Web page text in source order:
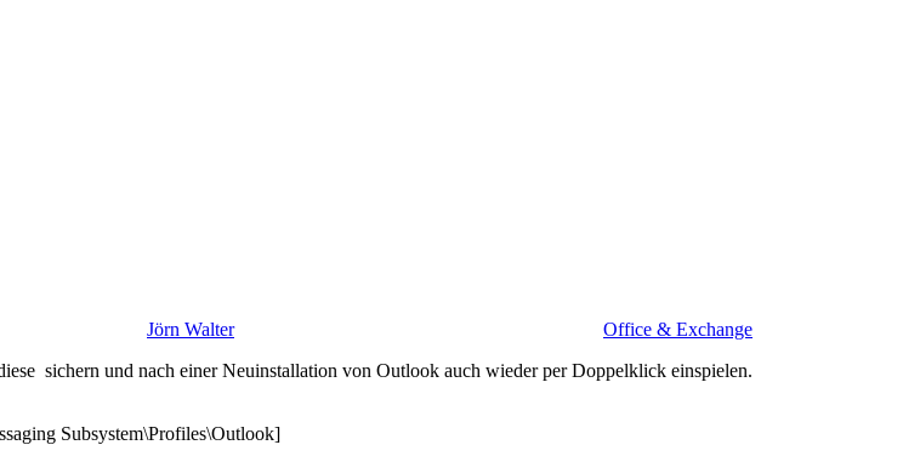
Jörn Walter
Office & Exchange
sichern und nach einer Neuinstallation von Outlook auch wieder per Doppelklick einspielen.
Subsystem\Profiles\Outlook]